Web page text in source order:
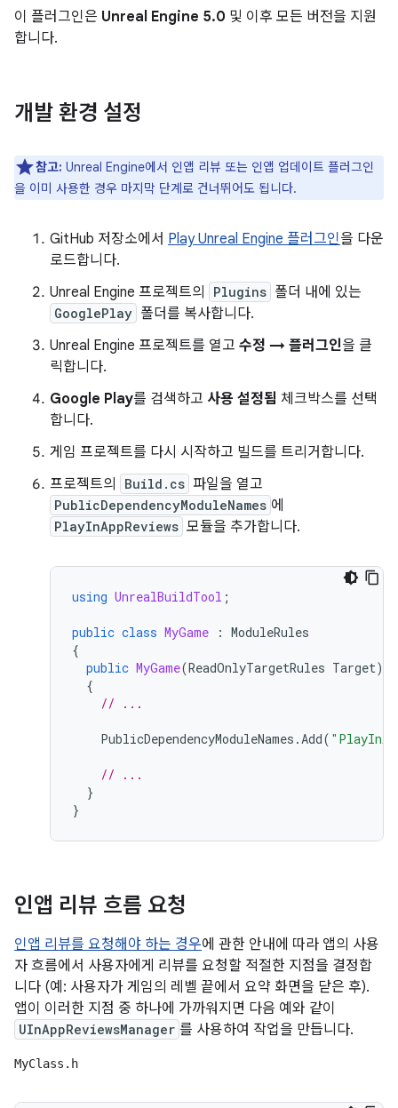
이 플러그인은 Unreal Engine 5.0 및 이후 모든 버전을 지원
합니다.
개발 환경 설정
참고: Unreal Engine에서 인앱 리뷰 또는 인앱 업데이트 플러그인
을 이미 사용한 경우 마지막 단계로 건너뛰어도 됩니다.
GitHub 저장소에서 Play Unreal Engine 플러그인을 다운
로드합니다.
Unreal Engine 프로젝트의
Plugins 폴더 내에 있는
GooglePlay 폴더를 복사합니다.
Unreal Engine 프로젝트를 열고 수정 → 플러그인을 클
릭합니다.
Google Play를 검색하고 사용 설정됨 체크박스를 선택
합니다.
게임 프로젝트를 다시 시작하고 빌드를 트리거합니다.
프로젝트의
Build.cs 파일을 열고
PublicDependencyModuleNames 에
PlayInAppReviews 모듈을 추가합니다.
using UnrealBuildTool ;
public class MyGame : ModuleRules
{
public MyGame(ReadOnlyTargetRules Target)
{
// ...
PublicDependencyModuleNames .Add(
// ...
}
}
인앱 리뷰 흐름 요청
인앱 리뷰를 요청해야 하는 경우에 관한 안내에 따라 앱의 사용
자 흐름에서 사용자에게 리뷰를 요청할 적절한 지점을 결정합
니다 (예: 사용자가 게임의 레벨 끝에서 요약 화면을 닫은 후).
앱이 이러한 지점 중 하나에 가까워지면 다음 예와 같이
UInAppReviewsManager 를 사용하여 작업을 만듭니다.
MyClass.h